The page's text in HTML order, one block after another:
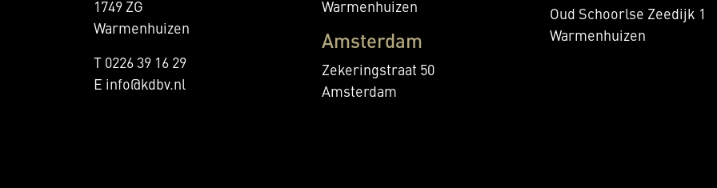
1749 ZG
Warmenhuizen
T 0226 39 16 29
E info@kdbv.nl
Warmenhuizen
Amsterdam
Zekeringstraat 50
Amsterdam
Oud Schoorlse Zeedijk 1
Warmenhuizen